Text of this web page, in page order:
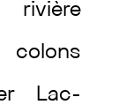
rivière
colons
Lac-